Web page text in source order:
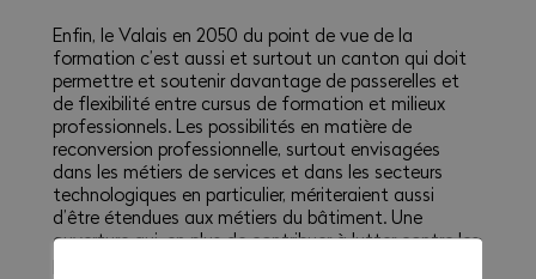
Enfin, le Valais en 2050 du point de vue de la
formation c’est aussi et surtout un canton qui doit
permettre et soutenir davantage de passerelles et
de flexibilité entre cursus de formation et milieux
professionnels. Les possibilités en matière de
reconversion professionnelle, surtout envisagées
dans les métiers de services et dans les secteurs
technologiques en particulier, mériteraient aussi
d’être étendues aux métiers du bâtiment. Une
ouverture qui, en plus de contribuer à lutter contre les